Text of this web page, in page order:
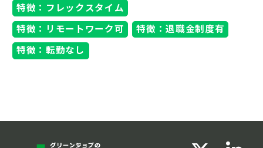
特徴：フレックスタイム
特徴：リモートワーク可
特徴：退職金制度有
特徴：転勤なし